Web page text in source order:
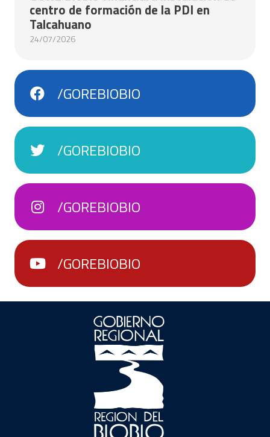
centro de formación de la PDI en
Talcahuano
24/07/2026
/GOREBIOBIO
/GOREBIOBIO
/GOREBIOBIO
/GOREBIOBIO